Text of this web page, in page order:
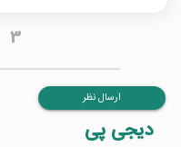
3
ارسال نظر
دیجی پی